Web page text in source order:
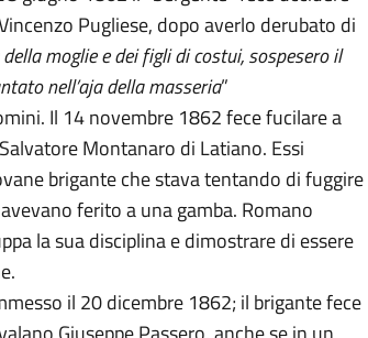
Pugliese, dopo averlo derubato di
moglie e dei figli di costui, sospesero il
nell’aja della masseria”
Il 14 novembre 1862 fece fucilare a
Montanaro di Latiano. Essi
brigante che stava tentando di fuggire
ferito a una gamba. Romano
la sua disciplina e dimostrare di essere
il 20 dicembre 1862; il brigante fece